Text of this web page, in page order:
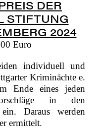
DER
STIFTUNG
2024
Euro
individuell und
Kriminächte e.
Ende eines jeden
in den
ein. Daraus werden
ermittelt.